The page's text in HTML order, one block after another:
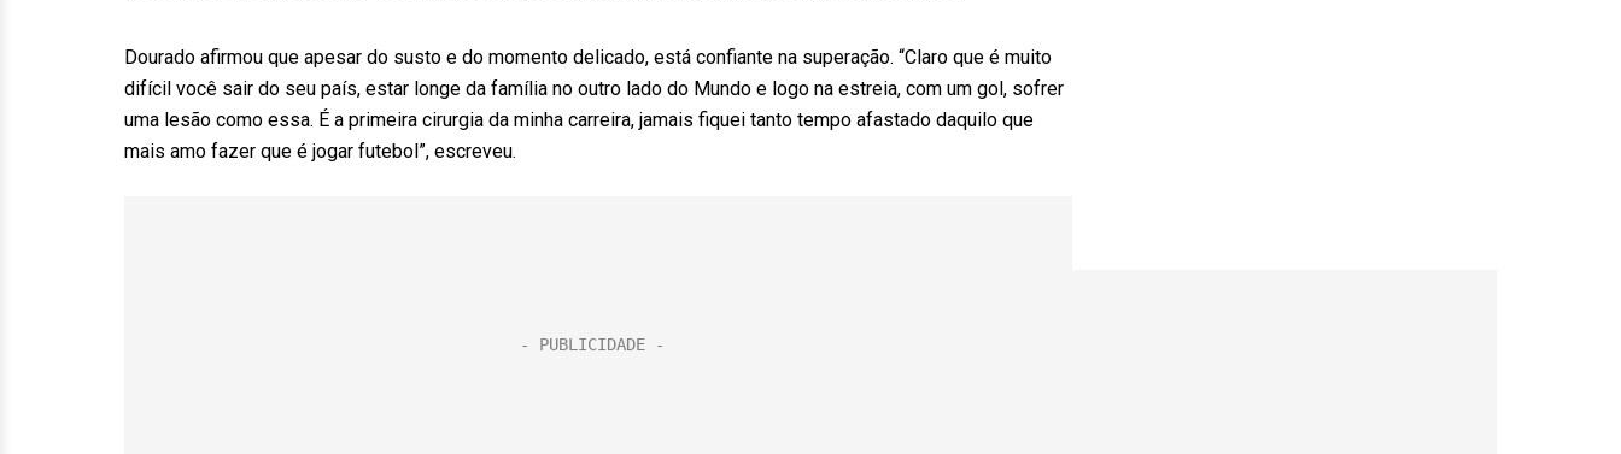
Dourado afirmou que apesar do susto e do momento delicado, está confiante na superação. “Claro que é muito
difícil você sair do seu país, estar longe da família no outro lado do Mundo e logo na estreia, com um gol, sofrer
uma lesão como essa. É a primeira cirurgia da minha carreira, jamais fiquei tanto tempo afastado daquilo que
mais amo fazer que é jogar futebol”, escreveu.